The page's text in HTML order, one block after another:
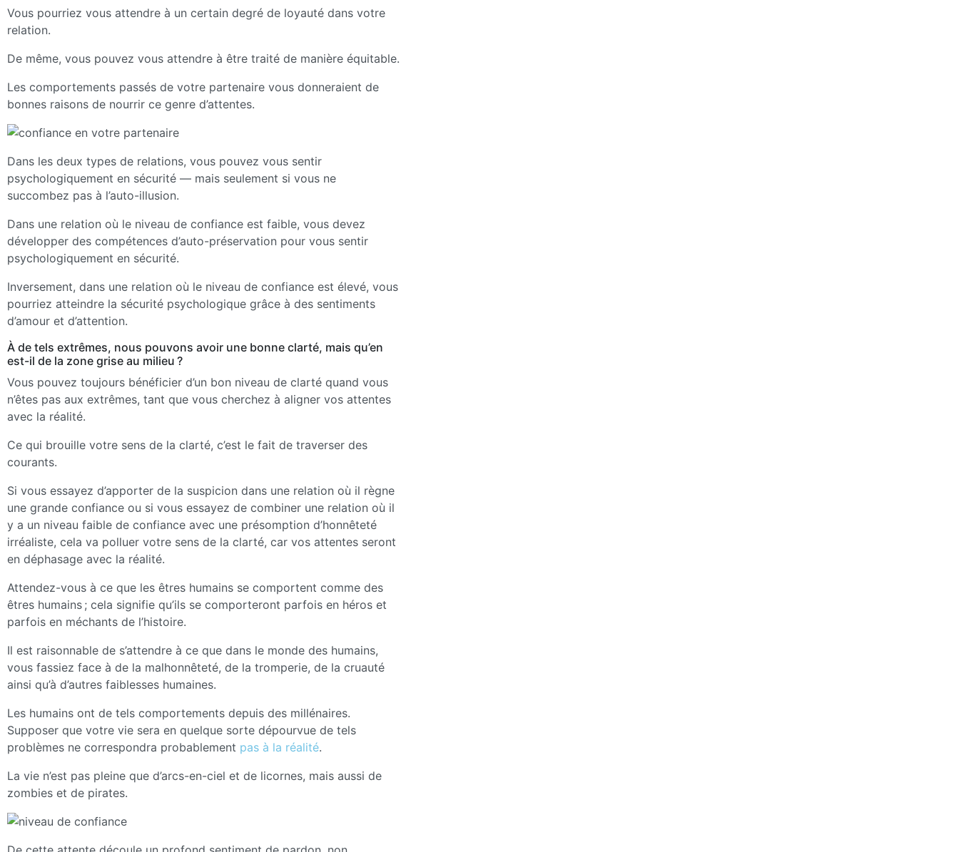
Vous pourriez vous attendre à un certain degré de loyauté dans votre
relation.
De même, vous pouvez vous attendre à être traité de manière équitable.
Les comportements passés de votre partenaire vous donneraient de
bonnes raisons de nourrir ce genre d’attentes.
Dans les deux types de relations, vous pouvez vous sentir
psychologiquement en sécurité — mais seulement si vous ne
succombez pas à l’auto-illusion.
Dans une relation où le niveau de confiance est faible, vous devez
développer des compétences d’auto-préservation pour vous sentir
psychologiquement en sécurité.
Inversement, dans une relation où le niveau de confiance est élevé, vous
pourriez atteindre la sécurité psychologique grâce à des sentiments
d’amour et d’attention.
À de tels extrêmes, nous pouvons avoir une bonne clarté, mais qu’en
est-il de la zone grise au milieu ?
Vous pouvez toujours bénéficier d’un bon niveau de clarté quand vous
n’êtes pas aux extrêmes, tant que vous cherchez à aligner vos attentes
avec la réalité.
Ce qui brouille votre sens de la clarté, c’est le fait de traverser des
courants.
Si vous essayez d’apporter de la suspicion dans une relation où il règne
une grande confiance ou si vous essayez de combiner une relation où il
y a un niveau faible de confiance avec une présomption d’honnêteté
irréaliste, cela va polluer votre sens de la clarté, car vos attentes seront
en déphasage avec la réalité.
Attendez-vous à ce que les êtres humains se comportent comme des
êtres humains ; cela signifie qu’ils se comporteront parfois en héros et
parfois en méchants de l’histoire.
Il est raisonnable de s’attendre à ce que dans le monde des humains,
vous fassiez face à de la malhonnêteté, de la tromperie, de la cruauté
ainsi qu’à d’autres faiblesses humaines.
Les humains ont de tels comportements depuis des millénaires.
Supposer que votre vie sera en quelque sorte dépourvue de tels
problèmes ne correspondra probablement pas à la réalité.
La vie n’est pas pleine que d’arcs-en-ciel et de licornes, mais aussi de
zombies et de pirates.